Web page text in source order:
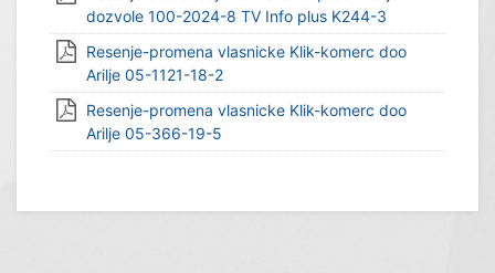
dozvole 100-2024-8 TV Info plus K244-3
Resenje-promena vlasnicke Klik-komerc doo
Arilje 05-1121-18-2
Resenje-promena vlasnicke Klik-komerc doo
Arilje 05-366-19-5